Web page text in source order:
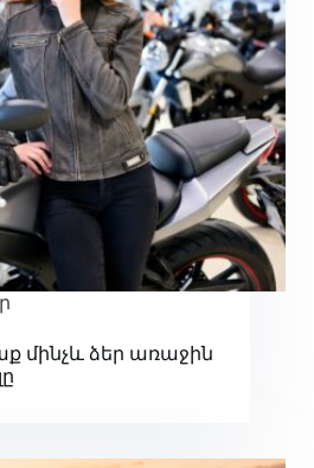
մինչև ձեր առաջին